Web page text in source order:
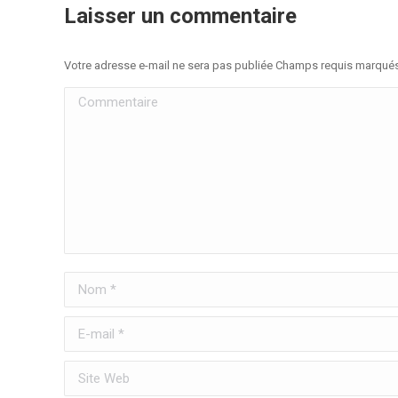
Laisser un commentaire
Votre adresse e-mail ne sera pas publiée Champs requis
Commentaire
Nom *
E-mail *
Site Web